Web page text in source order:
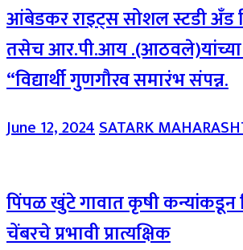
आंबेडकर राइट्स सोशल स्टडी अँड
तसेच आर.पी.आय .(आठवले)यांच्या
“विद्यार्थी गुणगौरव समारंभ संपन्न.
June 12, 2024SATARK
पिंपळ खुंटे गावात कृषी कन्यांकडून
चेंबरचे प्रभावी प्रात्यक्षिक